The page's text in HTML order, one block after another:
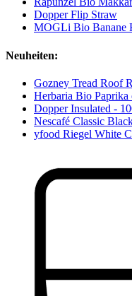
Dopper Flip Straw
MOGLi Bio Banane
Neuheiten:
Gozney Tread Roof
Herbaria Bio Paprika
Dopper Insulated -
Nescafé Classic
yfood Riegel White